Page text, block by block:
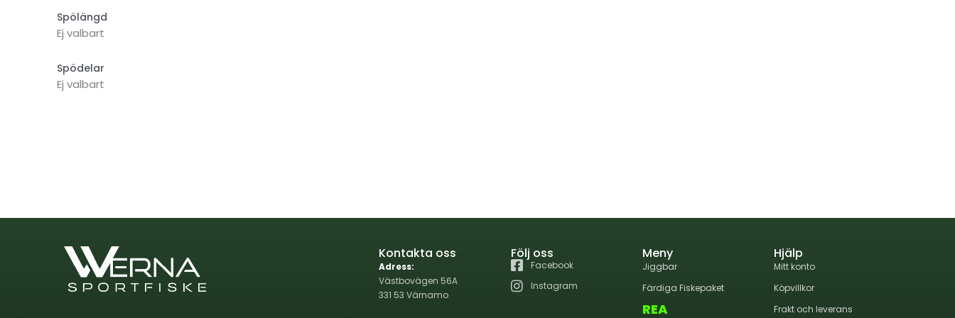
Spölängd
Ej valbart
Spödelar
Ej valbart
Kontakta oss
Adress:
Västbovägen 56A
331 53 Värnamo
Följ oss
Facebook
Instagram
Meny
Jiggbar
Färdiga Fiskepaket
REA
Hjälp
Mitt konto
Köpvillkor
Frakt och leverans